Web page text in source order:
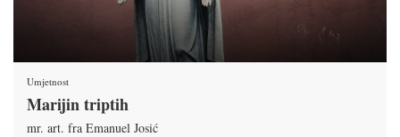
Umjetnost
Marijin triptih
mr. art. fra Emanuel Josić